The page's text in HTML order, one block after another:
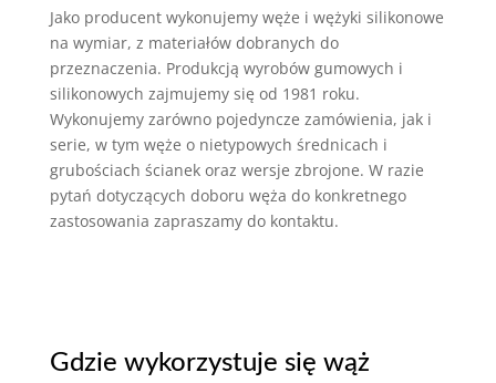
Jako producent wykonujemy węże i wężyki silikonowe
na wymiar, z materiałów dobranych do
przeznaczenia. Produkcją wyrobów gumowych i
silikonowych zajmujemy się od 1981 roku.
Wykonujemy zarówno pojedyncze zamówienia, jak i
serie, w tym węże o nietypowych średnicach i
grubościach ścianek oraz wersje zbrojone. W razie
pytań dotyczących doboru węża do konkretnego
zastosowania zapraszamy do kontaktu.
Gdzie wykorzystuje się wąż